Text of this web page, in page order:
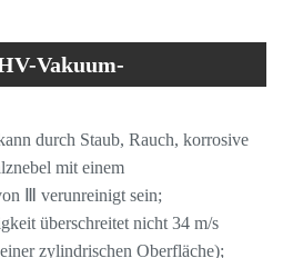
Vakuum-
durch Staub, Rauch, korrosive
mit einem
Ⅲ verunreinigt sein;
überschreitet nicht 34 m/s
zylindrischen Oberfläche);